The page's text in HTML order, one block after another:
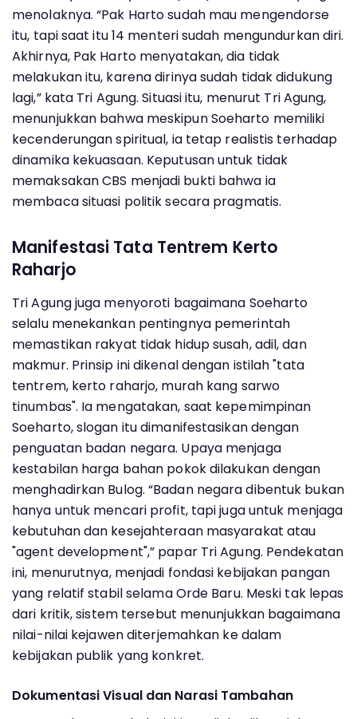
menolaknya. “Pak Harto sudah mau mengendorse
itu, tapi saat itu 14 menteri sudah mengundurkan diri.
Akhirnya, Pak Harto menyatakan, dia tidak
melakukan itu, karena dirinya sudah tidak didukung
lagi,” kata Tri Agung. Situasi itu, menurut Tri Agung,
menunjukkan bahwa meskipun Soeharto memiliki
kecenderungan spiritual, ia tetap realistis terhadap
dinamika kekuasaan. Keputusan untuk tidak
memaksakan CBS menjadi bukti bahwa ia
membaca situasi politik secara pragmatis.
Manifestasi Tata Tentrem Kerto
Raharjo
Tri Agung juga menyoroti bagaimana Soeharto
selalu menekankan pentingnya pemerintah
memastikan rakyat tidak hidup susah, adil, dan
makmur. Prinsip ini dikenal dengan istilah "tata
tentrem, kerto raharjo, murah kang sarwo
tinumbas". Ia mengatakan, saat kepemimpinan
Soeharto, slogan itu dimanifestasikan dengan
penguatan badan negara. Upaya menjaga
kestabilan harga bahan pokok dilakukan dengan
menghadirkan Bulog. “Badan negara dibentuk bukan
hanya untuk mencari profit, tapi juga untuk menjaga
kebutuhan dan kesejahteraan masyarakat atau
"agent development",” papar Tri Agung. Pendekatan
ini, menurutnya, menjadi fondasi kebijakan pangan
yang relatif stabil selama Orde Baru. Meski tak lepas
dari kritik, sistem tersebut menunjukkan bagaimana
nilai-nilai kejawen diterjemahkan ke dalam
kebijakan publik yang konkret.
Dokumentasi Visual dan Narasi Tambahan